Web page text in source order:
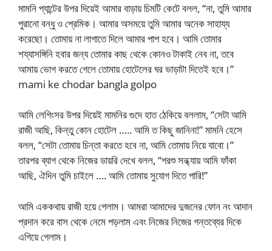
মামনি প্যান্টের উপর দিয়েই আমার বাড়ায় চিমটি কেটে বলল, “না, তুমি আমার
পুরানো বন্ধু ও প্রেমিক। আমার অসময়ে তুমি আমার অনেক সাহায্য
করেছো। তোমায় না লাগাতে দিলে আমার পাপ হবে। আমি তোমার
শয্যাসঙ্গিনি হবার জন্য তোমার কাছ থেকে কোনও টাকাই নেব না, তবে
আমায় ভোগ করতে গেলে তোমায় হোটেলের ঘর ভাড়াটা দিতেই হবে।”
mami ke chodar bangla golpo
আমি লেগিংসর উপর দিয়েই মামনির গুদে হাত ঠেকিয়ে বললাম, “সেটা আমি
রাজী আছি, কিন্তু কোন হোটেল ….. আমি ত কিছু জানিনা!” মামনি হেসে
বলল, “সেটা তোমায় চিন্তা করতে হবে না, আমি তোমায় নিয়ে যাবো।”
তারপর ব্যাগ থেকে নিজের ডায়রি দেখে বলল, “পরশু সন্ধ্যায় আমি ফাঁকা
আছি, ঐদিন তুমি চাইলে …. আমি তোমায় সুযোগ দিতে পারি!”
আমি এককথায় রাজী হয়ে গেলাম। আমরা আমাদের দুজনের ফোন নং আদান
প্রদান করে বাস থেকে নেমে পড়লাম এবং নিজের নিজের গন্তব্যের দিকে
এগিয়ে গেলাম।